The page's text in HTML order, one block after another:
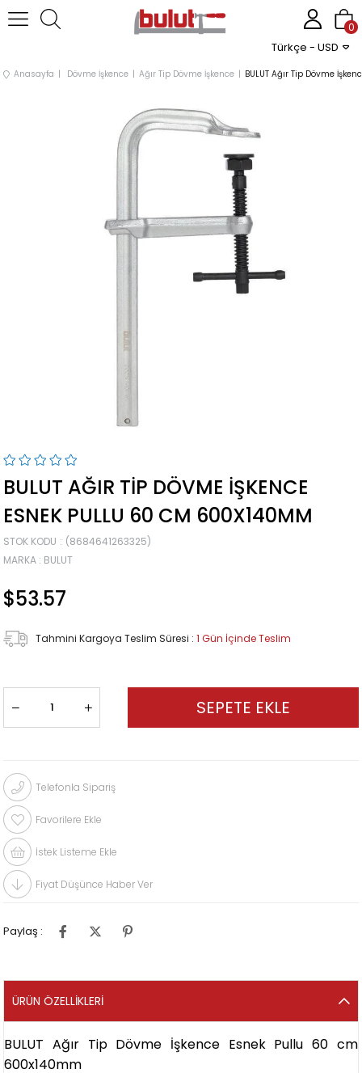
Türkçe - USD
0
Anasayfa Dövme İşkence Ağır Tip Dövme İşkence BULUT Ağır Tip Dövme
BULUT AĞIR TIP DÖVME İŞKENCE
ESNEK PULLU 60 CM 600X140MM
STOK KODU
(8684641263325)
MARKA : BULUT
$53.57
Tahmini Kargoya Teslim Süresi : 1 Gün İçinde Teslim
Telefonla Sipariş
Favorilere Ekle
İstek Listeme Ekle
Fiyat Düşünce Haber Ver
Paylaş :
ÜRÜN ÖZELLIKLERI
BULUT Ağır Tip Dövme İşkence Esnek Pullu 60 cm
600x140mm